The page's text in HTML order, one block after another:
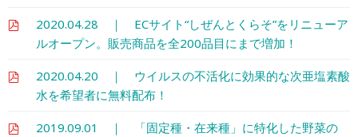
2020.04.28 ｜ ECサイト“しぜんとくらそ”をリニューア
ルオープン。販売商品を全200品目にまで増加！
2020.04.20 ｜ ウイルスの不活化に効果的な次亜塩素酸
水を希望者に無料配布！
2019.09.01 ｜ 「固定種・在来種」に特化した野菜の